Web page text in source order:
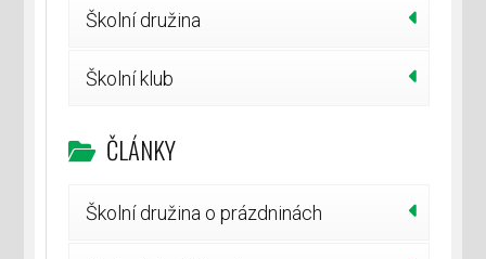
Školní družina
Školní klub
ČLÁNKY
Školní družina o prázdninách